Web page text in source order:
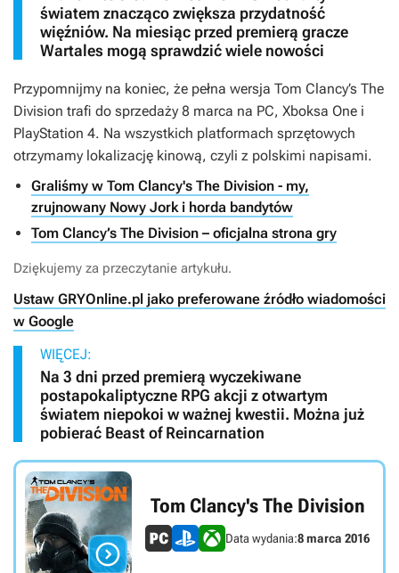
światem znacząco zwiększa przydatność
więźniów. Na miesiąc przed premierą gracze
Wartales mogą sprawdzić wiele nowości
Przypomnijmy na koniec, że pełna wersja Tom Clancy’s The
Division trafi do sprzedaży 8 marca na PC, Xboksa One i
PlayStation 4. Na wszystkich platformach sprzętowych
otrzymamy lokalizację kinową, czyli z polskimi napisami.
Graliśmy w Tom Clancy's The Division - my,
zrujnowany Nowy Jork i horda bandytów
Tom Clancy’s The Division – oficjalna strona gry
Dziękujemy za przeczytanie artykułu.
Ustaw GRYOnline.pl jako preferowane źródło wiadomości
w Google
WIĘCEJ:
Na 3 dni przed premierą wyczekiwane
postapokaliptyczne RPG akcji z otwartym
światem niepokoi w ważnej kwestii. Można już
pobierać Beast of Reincarnation

Tom Clancy's The Division
Data wydania:8 marca 2016